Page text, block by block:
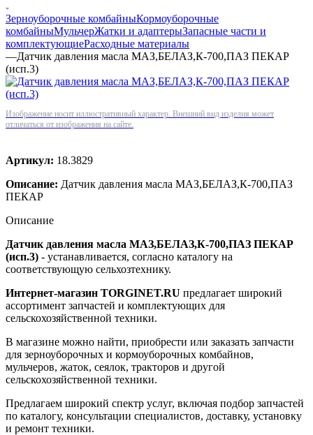
Зерноуборочные комбайныКормоуборочные
комбайныМульчерЖатки и адаптерыЗапасные части и
комплектующиеРасходные материалы
—Датчик давления масла МАЗ,БЕЛАЗ,К-700,ПАЗ ПЕКАР
(исп.3)
Изображение носит иллюстративный характер. Внешний вид изделия может
отличаться от изображения на сайте.
Артикул: 18.3829
Описание: Датчик давления масла МАЗ,БЕЛАЗ,К-700,ПАЗ
ПЕКАР
Описание
Датчик давления масла МАЗ,БЕЛАЗ,К-700,ПАЗ ПЕКАР
(исп.3) - устанавливается, согласно каталогу на
соответствующую сельхозтехнику.
Интернет-магазин TORGINET.RU предлагает широкий
ассортимент запчастей и комплектующих для
сельскохозяйственной техники.
В магазине можно найти, приобрести или заказать запчасти
для зерноуборочных и кормоуборочных комбайнов,
мульчеров, жаток, сеялок, тракторов и другой
сельскохозяйственной техники.
Предлагаем широкий спектр услуг, включая подбор запчастей
по каталогу, консультации специалистов, доставку, установку
и ремонт техники.